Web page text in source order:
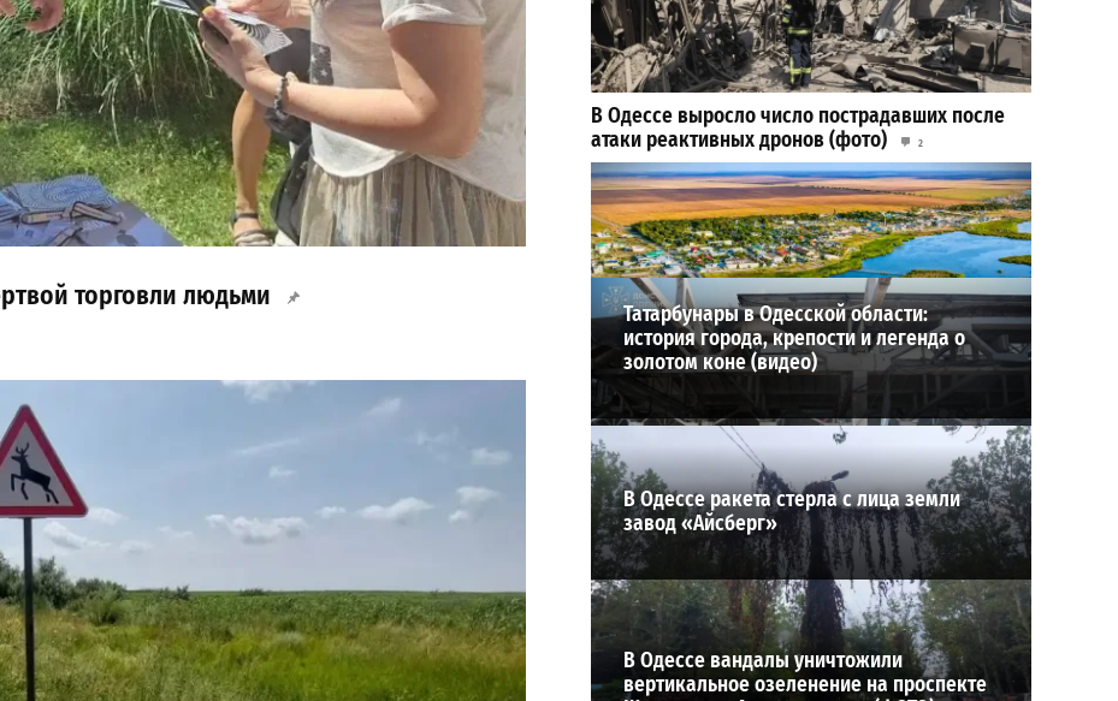
торговли людьми
В Одессе выросло число пострадавших после
атаки реактивных дронов (фото)
2
24-07-2026 в 14:29
ВИБОР РЕДАКЦИИ
Татарбунары в Одесской области:
история города, крепости и легенда о
золотом коне (видео)
В Одессе ракета стерла с лица земли
завод «Айсберг»
В Одессе вандалы уничтожили
вертикальное озеленение на проспекте